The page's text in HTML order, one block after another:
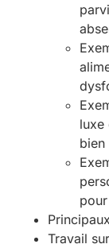
luxe
bien
Travail